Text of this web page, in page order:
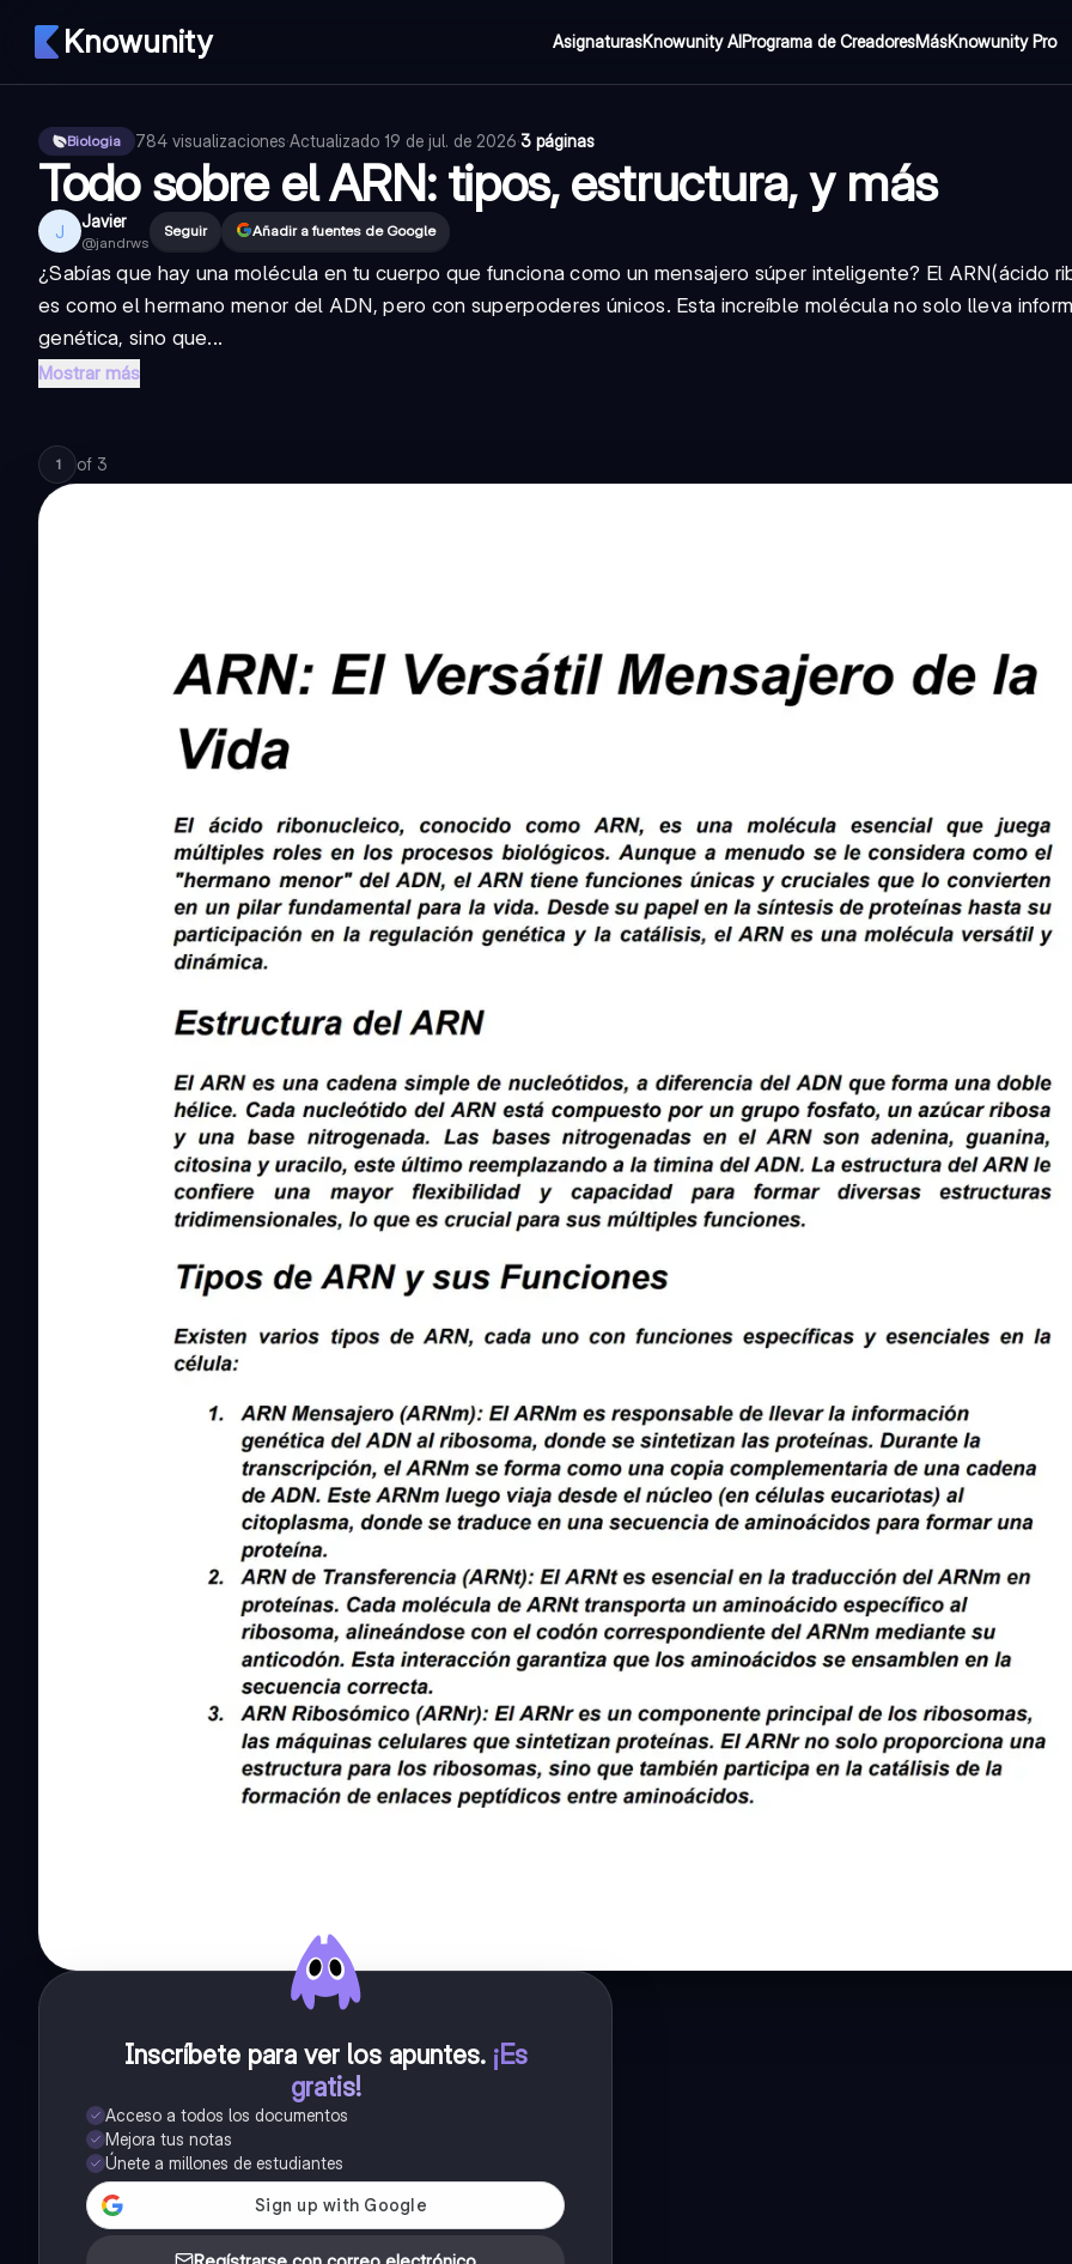
Knowunity AsignaturasKnowunity AIPrograma de CreadoresMásKnowunity Pro
Biologia 784 visualizaciones·Actualizado 19 de jul. de 2026·3 páginas
Todo sobre el ARN: tipos, estructura, y más
J Javier
@jandrws
Seguir Añadir a fuentes de Google
¿Sabías que hay una molécula en tu cuerpo que funciona como un mensajero súper inteligente? El ARN(ácido
es como el hermano menor del ADN, pero con superpoderes únicos. Esta increíble molécula no solo lleva
genética, sino que...
Mostrar más
1 of 3
Inscríbete para ver los apuntes. ¡Es
gratis!
Acceso a todos los documentos
Mejora tus notas
Únete a millones de estudiantes